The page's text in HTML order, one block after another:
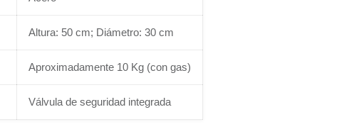
Altura: 50 cm; Diámetro: 30 cm
Aproximadamente 10 Kg (con gas)
Válvula de seguridad integrada